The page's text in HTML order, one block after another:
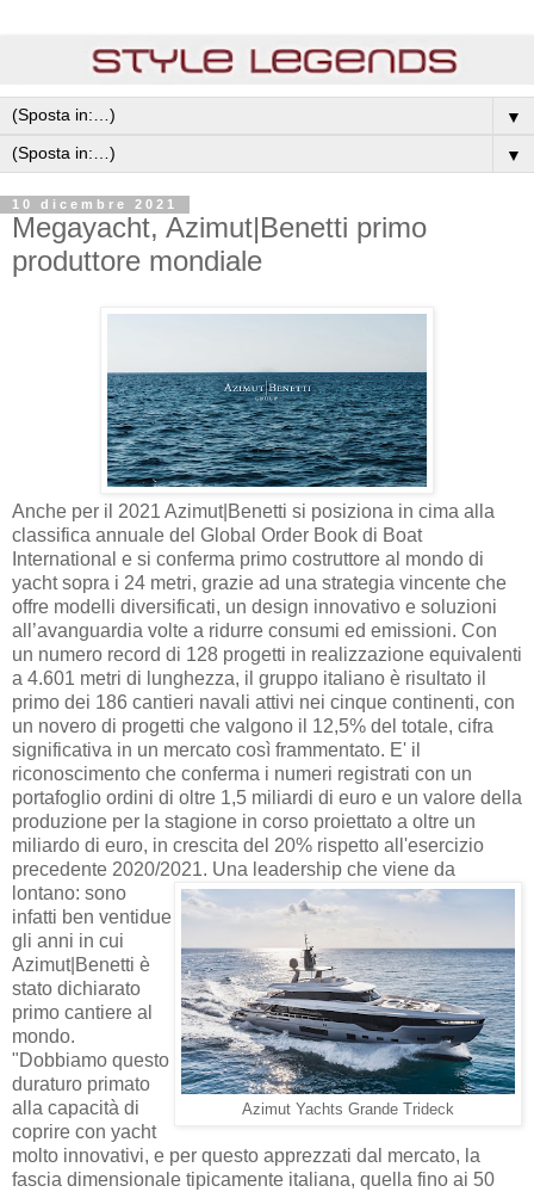
▼
▼
10 dicembre 2021
Megayacht, Azimut|Benetti primo
produttore mondiale
Anche per il 2021 Azimut|Benetti si posiziona in cima alla
classifica annuale del Global Order Book di Boat
International e si conferma primo costruttore al mondo di
yacht sopra i 24 metri, grazie ad una strategia vincente che
offre modelli diversificati, un design innovativo e soluzioni
all’avanguardia volte a ridurre consumi ed emissioni. Con
un numero record di 128 progetti in realizzazione equivalenti
a 4.601 metri di lunghezza, il gruppo italiano è risultato il
primo dei 186 cantieri navali attivi nei cinque continenti, con
un novero di progetti che valgono il 12,5% del totale, cifra
significativa in un mercato così frammentato. E' il
riconoscimento che conferma i numeri registrati con un
portafoglio ordini di oltre 1,5 miliardi di euro e un valore della
produzione per la stagione in corso proiettato a oltre un
miliardo di euro, in crescita del 20% rispetto all'esercizio
precedente 2020/2021.
Azimut Yachts Grande Trideck
Una leadership che viene da
lontano: sono
infatti ben ventidue
gli anni in cui
Azimut|Benetti è
stato dichiarato
primo cantiere al
mondo.
"Dobbiamo questo
duraturo primato
alla capacità di
coprire con yacht
molto innovativi, e per questo apprezzati dal mercato, la
fascia dimensionale tipicamente italiana, quella fino ai 50